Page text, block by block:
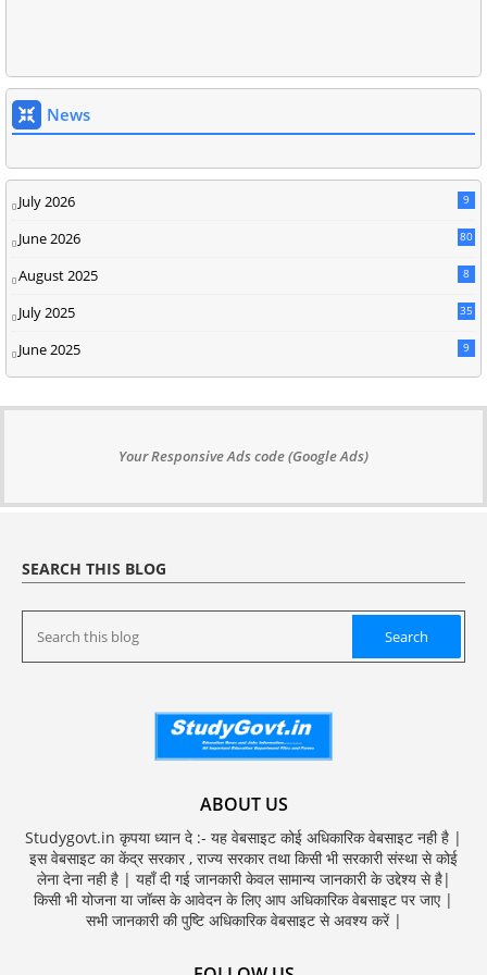
News
July 2026 9
June 2026 80
August 2025 8
July 2025 35
June 2025 9
Your Responsive Ads code (Google Ads)
SEARCH THIS BLOG
ABOUT US
Studygovt.in कृपया ध्यान दे :- यह वेबसाइट कोई अधिकारिक वेबसाइट नही है |
इस वेबसाइट का केंद्र सरकार , राज्य सरकार तथा किसी भी सरकारी संस्था से कोई
लेना देना नही है | यहाँ दी गई जानकारी केवल सामान्य जानकारी के उद्देश्य से है|
किसी भी योजना या जॉब्स के आवेदन के लिए आप अधिकारिक वेबसाइट पर जाए |
सभी जानकारी की पुष्टि अधिकारिक वेबसाइट से अवश्य करें |